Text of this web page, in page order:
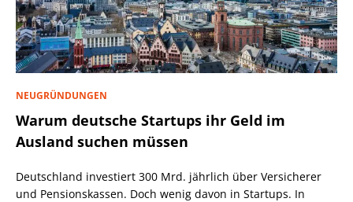
NEUGRÜNDUNGEN
Warum deutsche Startups ihr Geld im
Ausland suchen müssen
Deutschland investiert 300 Mrd. jährlich über Versicherer
und Pensionskassen. Doch wenig davon in Startups. In